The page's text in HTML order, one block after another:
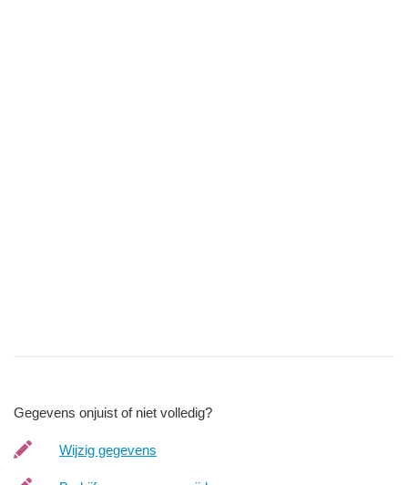
Gegevens onjuist of niet volledig?
Wijzig gegevens